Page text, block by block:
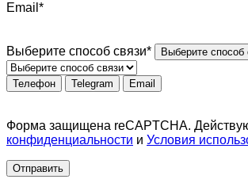
Email*
Выберите способ связи* Выберите способ
Телефон Telegram Email
Форма защищена reCAPTCHA.
конфиденциальности и Условия
Отправить